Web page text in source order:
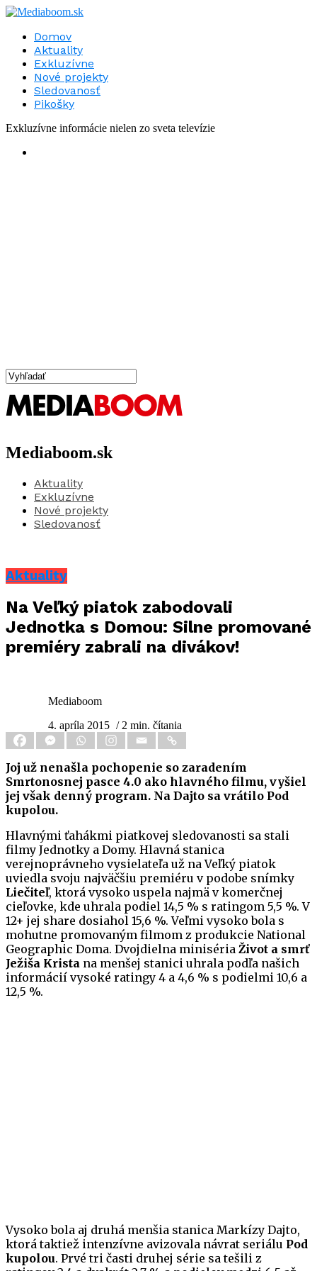
Domov
Aktuality
Exkluzívne
Nové projekty
Sledovanosť
Pikošky
Exkluzívne informácie nielen zo sveta televízie
Mediaboom.sk
Aktuality
Exkluzívne
Nové projekty
Sledovanosť
Aktuality
Na Veľký piatok zabodovali
Jednotka s Domou: Silne promované
premiéry zabrali na divákov!
Mediaboom
4. apríla 2015 / 2 min. čítania
Joj už nenašla pochopenie so zaradením
Smrtonosnej pasce 4.0 ako hlavného filmu, vyšiel
jej však denný program. Na Dajto sa vrátilo Pod
kupolou.
Hlavnými ťahákmi piatkovej sledovanosti sa stali
filmy Jednotky a Domy. Hlavná stanica
verejnoprávneho vysielateľa už na Veľký piatok
uviedla svoju najväčšiu premiéru v podobe snímky
Liečiteľ, ktorá vysoko uspela najmä v komerčnej
cieľovke, kde uhrala podiel 14,5 % s ratingom 5,5 %. V
12+ jej share dosiahol 15,6 %. Veľmi vysoko bola s
mohutne promovaným filmom z produkcie National
Geographic Doma. Dvojdielna miniséria Život a smrť
Ježiša Krista na menšej stanici uhrala podľa našich
informácií vysoké ratingy 4 a 4,6 % s podielmi 10,6 a
12,5 %.
Vysoko bola aj druhá menšia stanica Markízy Dajto,
ktorá taktiež intenzívne avizovala návrat seriálu Pod
kupolou. Prvé tri časti druhej série sa tešili z